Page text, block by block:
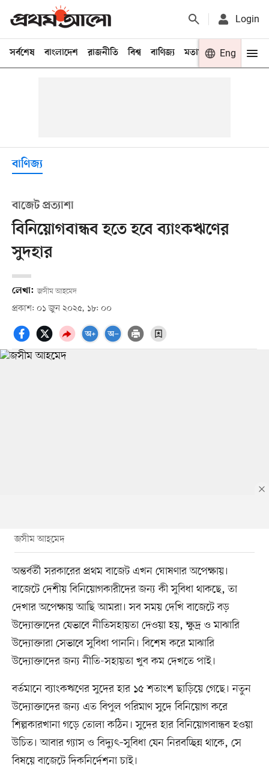
Login
সর্বশেষ বাংলাদেশ রাজনীতি বিশ্ব বাণিজ্য মতামত খেলা
Eng
বাণিজ্য
বাজেট প্রত্যাশা
বিনিয়োগবান্ধব হতে হবে ব্যাংকঋণের
সুদহার
লেখা: জসীম আহমেদ
প্রকাশ: ০১ জুন ২০২৫, ১৮: ০০
জসীম আহমেদ
অন্তর্বর্তী সরকারের প্রথম বাজেট এখন ঘোষণার অপেক্ষায়।
বাজেটে দেশীয় বিনিয়োগকারীদের জন্য কী সুবিধা থাকছে, তা
দেখার অপেক্ষায় আছি আমরা। সব সময় দেখি বাজেটে বড়
উদ্যোক্তাদের যেভাবে নীতিসহায়তা দেওয়া হয়, ক্ষুদ্র ও মাঝারি
উদ্যোক্তারা সেভাবে সুবিধা পাননি। বিশেষ করে মাঝারি
উদ্যোক্তাদের জন্য নীতি-সহায়তা খুব কম দেখতে পাই।
বর্তমানে ব্যাংকঋণের সুদের হার ১৫ শতাংশ ছাড়িয়ে গেছে। নতুন
উদ্যোক্তাদের জন্য এত বিপুল পরিমাণ সুদে বিনিয়োগ করে
শিল্পকারখানা গড়ে তোলা কঠিন। সুদের হার বিনিয়োগবান্ধব হওয়া
উচিত। আবার গ্যাস ও বিদ্যুৎ–সুবিধা যেন নিরবচ্ছিন্ন থাকে, সে
বিষয়ে বাজেটে দিকনির্দেশনা চাই।